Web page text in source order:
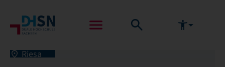
Riesa